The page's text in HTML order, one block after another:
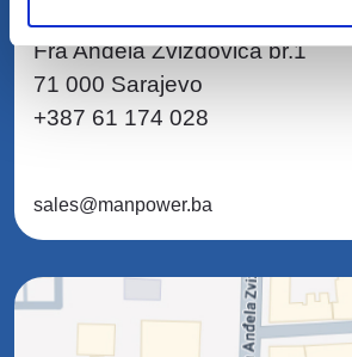
Fra Anđela Zvizdovića br.1
71 000 Sarajevo
+387 61 174 028
sales@manpower.ba